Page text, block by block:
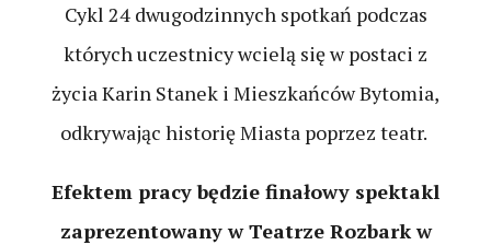
Cykl 24 dwugodzinnych spotkań podczas
których uczestnicy wcielą się w postaci z
życia Karin Stanek i Mieszkańców Bytomia,
odkrywając historię Miasta poprzez teatr.
Efektem pracy będzie finałowy spektakl
zaprezentowany w Teatrze Rozbark w